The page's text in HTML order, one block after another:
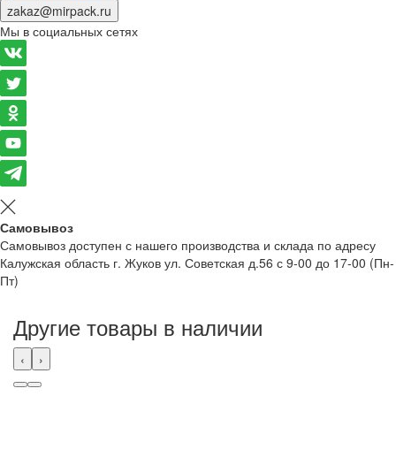
zakaz@mirpack.ru
Мы в социальных сетях
Самовывоз
Самовывоз доступен с нашего производства и склада по адресу
Калужская область г. Жуков ул. Советская д.56 с 9-00 до 17-00 (Пн-
Пт)
Другие товары в наличии
‹ ›